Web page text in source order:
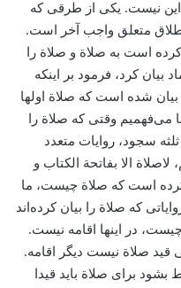
این نیست. یکی از طرقی که
متعلق واجب آخر است.
است به صلاة و صلاة‌ را
کرد، فرمود بر اینکه
شده است که صلاة اولها
می‌فهمیم وقتی که صلاة را
سجود، روایات متعدد
الا بفاتحة الکتاب و
کرده است که صلاة چیست، ما
که صلاة‌ را بیان کرده‌اند
در اینها اقامه نیست.
قید صلاة نیست دیگر اقامه.
برای صلاة باید قیدا